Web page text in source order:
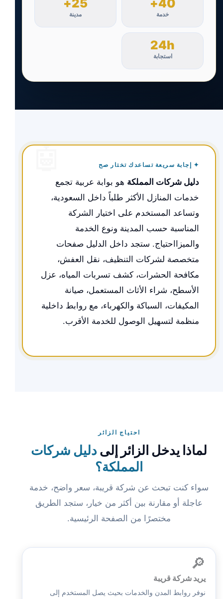
40+
خدمة
25+
مدينة
24h
استجابة
✦ إجابة سريعة تساعدك تختار صح
دليل شركات المملكة هو بوابة عربية تجمع
خدمات المنازل الأكثر طلباً داخل السعودية،
وتساعد المستخدم على اختيار الشركة
المناسبة حسب المدينة ونوع الخدمة
والميزااحتياج. ستجد داخل الدليل صفحات
متخصصة لشركات التنظيف، نقل العفش،
مكافحة الحشرات، كشف تسربات المياه، عزل
الأسطح، شراء الأثاث المستعمل، صيانة
المكيفات، السباكة والكهرباء، مع روابط داخلية
منظمة لتسهيل الوصول للخدمة الأقرب.
احتياج الزائر
لماذا يدخل الزائر إلىدليل شركات
المملكة؟
سواء كنت تبحث عن شركة قريبة، سعر واضح، خدمة
عاجلة أو مقارنة بين أكثر من خيار، ستجد الطريق
مختصرًا من الصفحة الرئيسية.
🔎
يريد شركة قريبة
نوفر روابط المدن والخدمات بحيث يصل المستخدم إلى